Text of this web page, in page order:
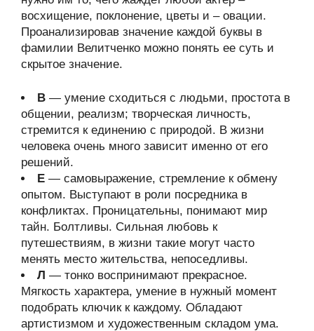
восхищение, поклонение, цветы и – овации.
Проанализировав значение каждой буквы в
фамилии Велитченко можно понять ее суть и
скрытое значение.
В — умение сходиться с людьми, простота в
общении, реализм; творческая личность,
стремится к единению с природой. В жизни
человека очень много зависит именно от его
решений.
Е — самовыражение, стремление к обмену
опытом. Выступают в роли посредника в
конфликтах. Проницательны, понимают мир
тайн. Болтливы. Сильная любовь к
путешествиям, в жизни такие могут часто
менять место жительства, непоседливы.
Л — тонко воспринимают прекрасное.
Мягкость характера, умение в нужный момент
подобрать ключик к каждому. Обладают
артистизмом и художественным складом ума.